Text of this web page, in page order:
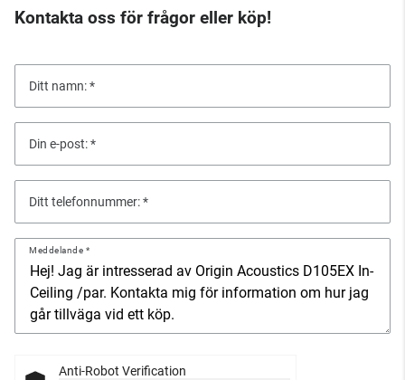
Kontakta oss för frågor eller köp!
Ditt namn:
Din e-post:
Ditt telefonnummer:
Meddelande
Anti-Robot Verification